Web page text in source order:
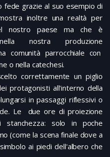
fede grazie al suo esempio di
inoltre una realtà per
nostro paese ma che è
nostra produzione
comunità parrocchiale con
o nella catechesi.
correttamente un piglio
protagonisti all'interno della
in passaggi riflessivi o
Le due ore di proiezione
stanchezza: solo in poche
(come la scena finale dove a
ai piedi dell'albero che